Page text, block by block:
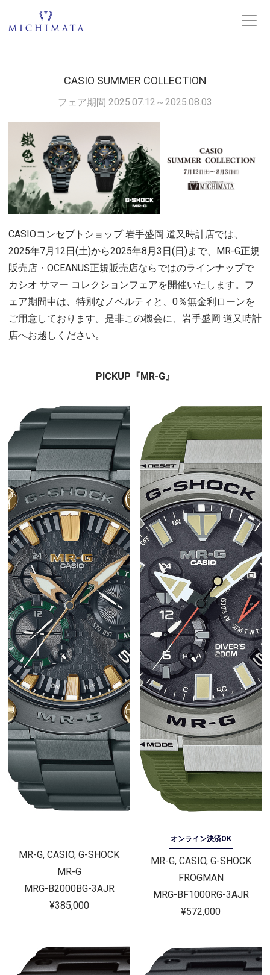
CASIO SUMMER COLLECTION
フェア期間 2025.07.12～2025.08.03
CASIOコンセプトショップ 岩手盛岡 道又時計店では、
2025年7月12日(土)から2025年8月3日(日)まで、MR-G正規
販売店・OCEANUS正規販売店ならではのラインナップで
カシオ サマー コレクションフェアを開催いたします。フ
ェア期間中は、特別なノベルティと、0％無金利ローンを
ご用意しております。是非この機会に、岩手盛岡 道又時計
店へお越しください。
PICKUP『MR-G』
MR-G, CASIO, G-SHOCK
MR-G
MRG-B2000BG-3AJR
¥385,000
オンライン決済OK
MR-G, CASIO, G-SHOCK
FROGMAN
MRG-BF1000RG-3AJR
¥572,000